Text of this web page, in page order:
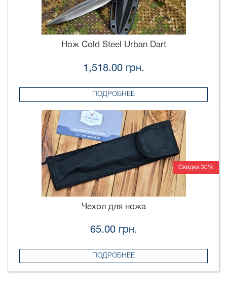
Нож Cold Steel Urban Dart
1,518.00 грн.
ПОДРОБНЕЕ
Скидка 30%
Чехол для ножа
65.00 грн.
ПОДРОБНЕЕ